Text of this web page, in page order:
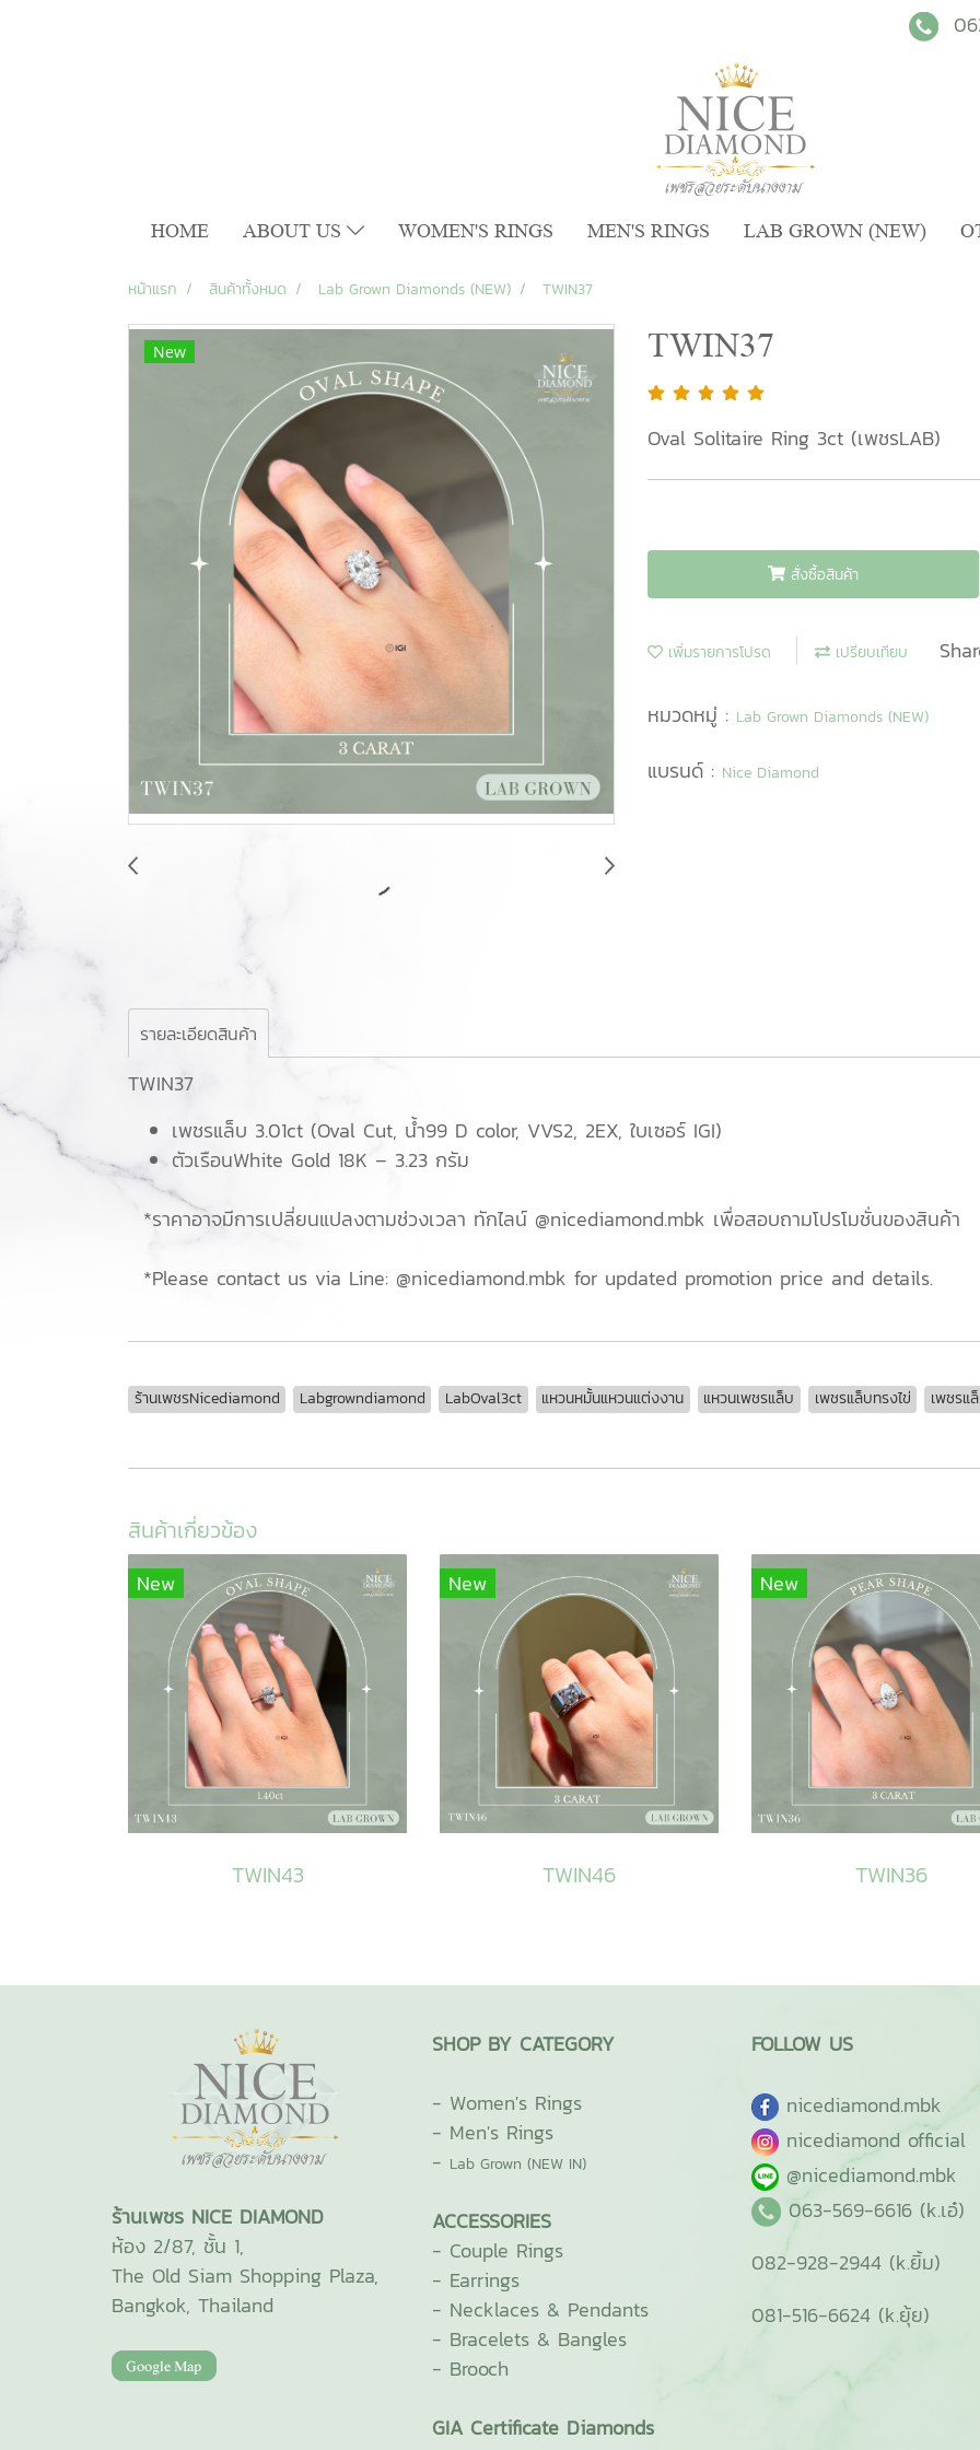
HOME ABOUT US WOMEN'S RINGS MEN'S RINGS LAB GROWN (NEW)
หน้าแรก สินค้าทั้งหมด Lab Grown Diamonds (NEW) TWIN37
New TWIN37
Oval Solitaire Ring 3ct (เพชรLAB)
สั่งซื้อสินค้า
เพิ่มรายการโปรด เปรียบเทียบ
หมวดหมู่ : Lab Grown Diamonds (NEW)
แบรนด์ : Nice Diamond
รายละเอียดสินค้า
TWIN37
เพชรแล็บ 3.01ct (Oval Cut, น้ำ99 D color, VVS2, 2EX, ใบเซอร์ IGI)
ตัวเรือนWhite Gold 18K – 3.23 กรัม
*ราคาอาจมีการเปลี่ยนแปลงตามช่วงเวลา ทักไลน์ @nicediamond.mbk เพื่อสอบถามโปรโมชั่นของสินค้า
*Please contact us via Line: @nicediamond.mbk for updated promotion price and details.
ร้านเพชรNicediamond Labgrowndiamond LabOval3ct แหวนหมั้นแหวนแต่งงาน แหวนเพชรแล็บ เพชรแล็บทรงไข่ เพชรแ
สินค้าเกี่ยวข้อง
New
TWIN43
New
TWIN46
New
TWIN36
ร้านเพชร NICE DIAMOND
ห้อง 2/87, ชั้น 1,
The Old Siam Shopping Plaza,
Bangkok, Thailand
SHOP BY CATEGORY
- Women's Rings
- Men's Rings
- Lab Grown (NEW IN)
ACCESSORIES
- Couple Rings
- Earrings
- Necklaces & Pendants
- Bracelets & Bangles
- Brooch
GIA Certificate Diamonds
FOLLOW US
nicediamond.mbk
nicediamond official
@nicediamond.mbk
063-569-6616 (k.เอ๋)
082-928-2944 (k.ยิ้ม)
081-516-6624 (k.ยุ้ย)